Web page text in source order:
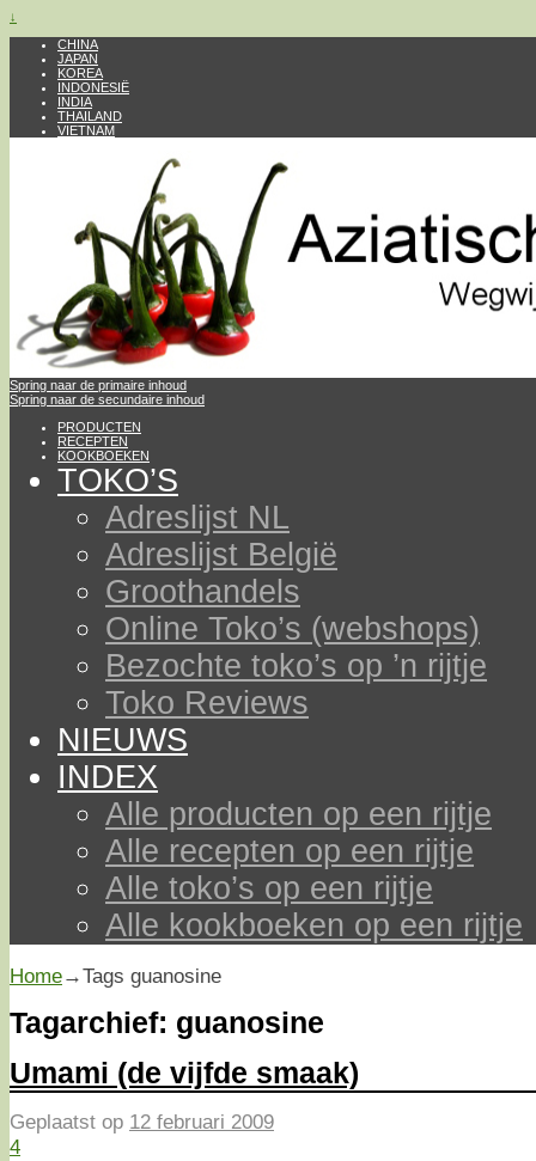
↓
CHINA
JAPAN
KOREA
INDONESIË
INDIA
THAILAND
VIETNAM
Spring naar de primaire inhoud
Spring naar de secundaire inhoud
PRODUCTEN
RECEPTEN
KOOKBOEKEN
TOKO’S
Adreslijst NL
Adreslijst België
Groothandels
Online Toko’s (webshops)
Bezochte toko’s op ’n rijtje
Toko Reviews
NIEUWS
INDEX
Alle producten op een rijtje
Alle recepten op een rijtje
Alle toko’s op een rijtje
Alle kookboeken op een rijtje
Home→Tags guanosine
Tagarchief: guanosine
Umami (de vijfde smaak)
Geplaatst op 12 februari 2009
4